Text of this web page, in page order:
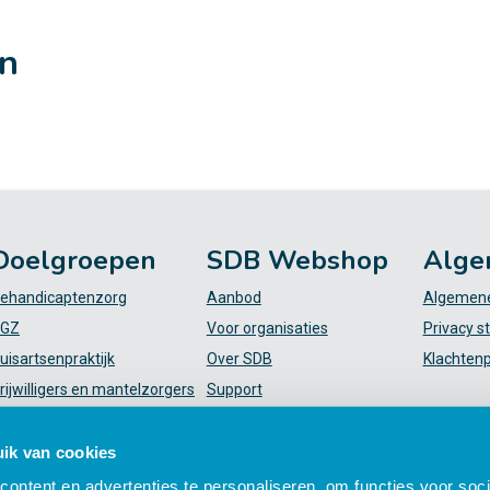
van cookies
en advertenties te personaliseren, om functies voor
en mantelzorgers
(plus)
SDB Webshop
Aanbod
Voor organisaties
Over SDB
Support
Privacy